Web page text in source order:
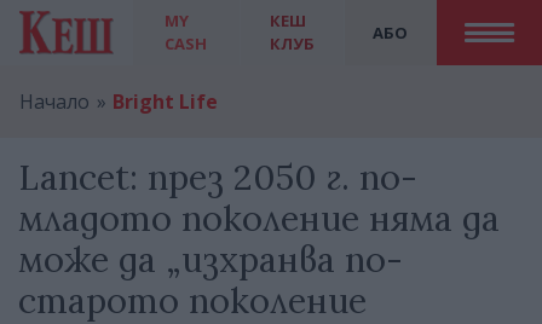
MY
CASH
АБО
КЕШ
КЛУБ
Начало Bright Life
Lancet: през 2050 г. по-
младото поколение няма да
може да „изхранва по-
старото поколение